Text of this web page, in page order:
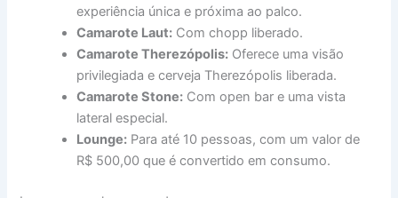
experiência única e próxima ao palco.
Camarote Laut: Com chopp liberado.
Camarote Therezópolis: Oferece uma visão
privilegiada e cerveja Therezópolis liberada.
Camarote Stone: Com open bar e uma vista
lateral especial.
Lounge: Para até 10 pessoas, com um valor de
R$ 500,00 que é convertido em consumo.